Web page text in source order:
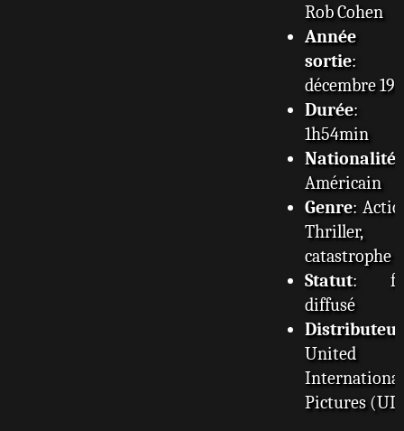
Rob Cohen
Année
sortie:
décembre
Durée:
1h54min
Nationalité
Américain
Genre:
Thriller,
catastrophe
Statut:
diffusé
Distributeur
United
International
Pictures